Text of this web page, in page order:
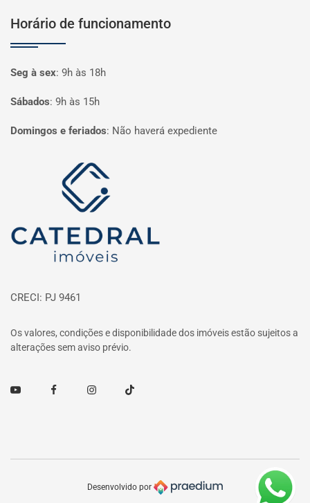
Horário de funcionamento
Seg à sex: 9h às 18h
Sábados: 9h às 15h
Domingos e feriados: Não haverá expediente
Página inicial
CRECI: PJ 9461
Os valores, condições e disponibilidade dos imóveis estão sujeitos a
alterações sem aviso prévio.
Youtube FacebookInstagramTikTok
Desenvolvido por